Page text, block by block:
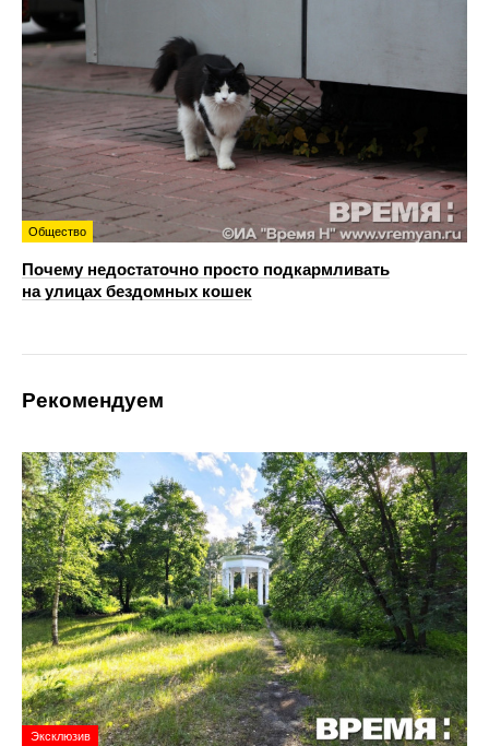
Общество
Почему недостаточно просто подкармливать
на улицах бездомных кошек
Рекомендуем
Эксклюзив